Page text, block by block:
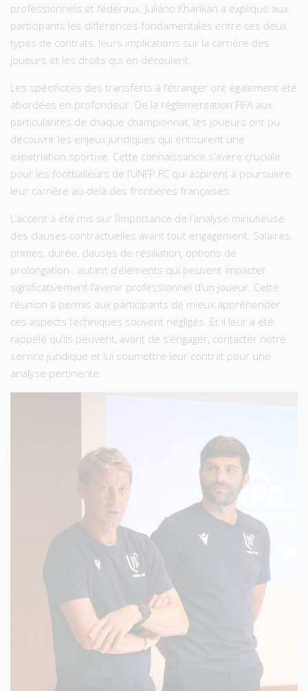
professionnels et fédéraux. Juliano Khankan a expliqué aux
participants les différences fondamentales entre ces deux
types de contrats, leurs implications sur la carrière des
joueurs et les droits qui en découlent.
Les spécificités des transferts à l’étranger ont également été
abordées en profondeur. De la réglementation FIFA aux
particularités de chaque championnat, les joueurs ont pu
découvrir les enjeux juridiques qui entourent une
expatriation sportive. Cette connaissance s’avère cruciale
pour les footballeurs de l’UNFP FC qui aspirent à poursuivre
leur carrière au-delà des frontières françaises.
L’accent a été mis sur l’importance de l’analyse minutieuse
des clauses contractuelles avant tout engagement. Salaires,
primes, durée, clauses de résiliation, options de
prolongation : autant d’éléments qui peuvent impacter
significativement l’avenir professionnel d’un joueur. Cette
réunion a permis aux participants de mieux appréhender
ces aspects techniques souvent négligés. Et il leur a été
rappelé qu’ils peuvent, avant de s’engager, contacter notre
service juridique et lui soumettre leur contrat pour une
analyse pertinente.